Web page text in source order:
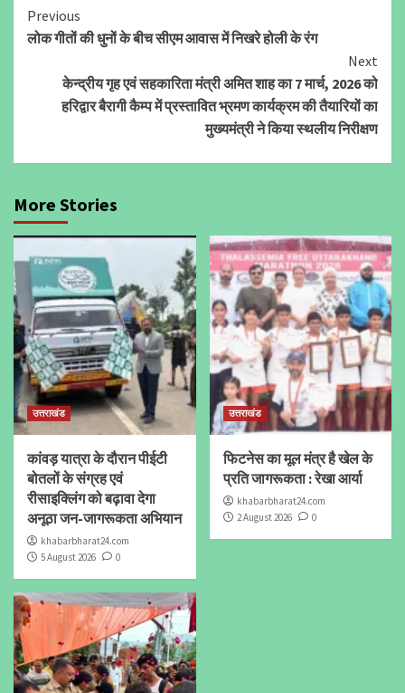
Continue
Reading
Previous
लोक गीतों की धुनों के बीच सीएम आवास में निखरे होली के रंग
Next
केन्द्रीय गृह एवं सहकारिता मंत्री अमित शाह का 7 मार्च, 2026 को
हरिद्वार बैरागी कैम्प में प्रस्तावित भ्रमण कार्यक्रम की तैयारियों का
मुख्यमंत्री ने किया स्थलीय निरीक्षण
More Stories
उत्तराखंड
कांवड़ यात्रा के दौरान पीईटी
बोतलों के संग्रह एवं
रीसाइक्लिंग को बढ़ावा देगा
अनूठा जन-जागरूकता अभियान
khabarbharat24.com
5 August 2026
0
उत्तराखंड
फिटनेस का मूल मंत्र है खेल के
प्रति जागरूकता : रेखा आर्या
khabarbharat24.com
2 August 2026
0